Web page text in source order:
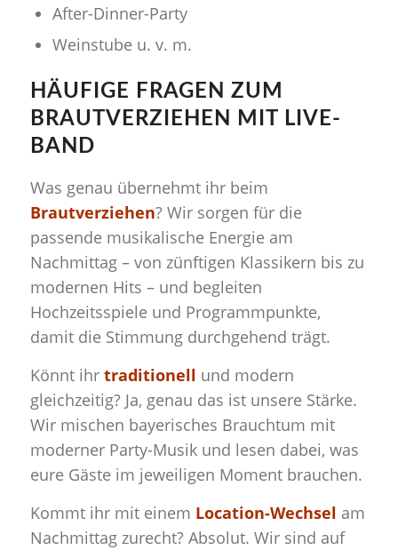
After-Dinner-Party
Weinstube u. v. m.
HÄUFIGE FRAGEN ZUM
BRAUTVERZIEHEN MIT LIVE-
BAND
Was genau übernehmt ihr beim
Brautverziehen? Wir sorgen für die
passende musikalische Energie am
Nachmittag – von zünftigen Klassikern bis zu
modernen Hits – und begleiten
Hochzeitsspiele und Programmpunkte,
damit die Stimmung durchgehend trägt.
Könnt ihr traditionell und modern
gleichzeitig? Ja, genau das ist unsere Stärke.
Wir mischen bayerisches Brauchtum mit
moderner Party-Musik und lesen dabei, was
eure Gäste im jeweiligen Moment brauchen.
Kommt ihr mit einem Location-Wechsel am
Nachmittag zurecht? Absolut. Wir sind auf